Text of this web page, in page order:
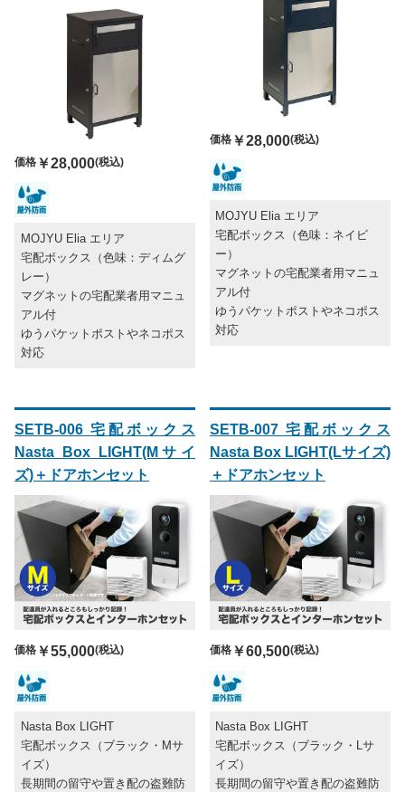
価格 ￥28,000(税込)
MOJYU Elia エリア
宅配ボックス（色味：ディムグ
レー）
マグネットの宅配業者用マニュ
アル付
ゆうパケットポストやネコポス
対応
価格￥28,000(税込)
MOJYU Elia エリア
宅配ボックス（色味：ネイビ
ー）
マグネットの宅配業者用マニュ
アル付
ゆうパケットポストやネコポス
対応
SETB-006 宅配ボックス
Nasta Box LIGHT(Mサイ
ズ)＋ドアホンセット
価格 ￥55,000(税込)
Nasta Box LIGHT
宅配ボックス（ブラック・Mサ
イズ）
長期間の留守や置き配の盗難防
SETB-007 宅配ボックス
Nasta Box LIGHT(Lサイズ)
＋ドアホンセット
価格￥60,500(税込)
Nasta Box LIGHT
宅配ボックス（ブラック・Lサ
イズ）
長期間の留守や置き配の盗難防